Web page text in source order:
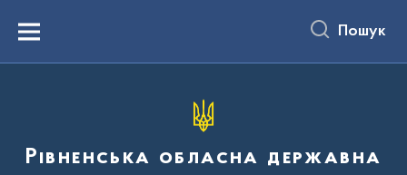
вмістуMenu Пошук
Рівненська обласна державна